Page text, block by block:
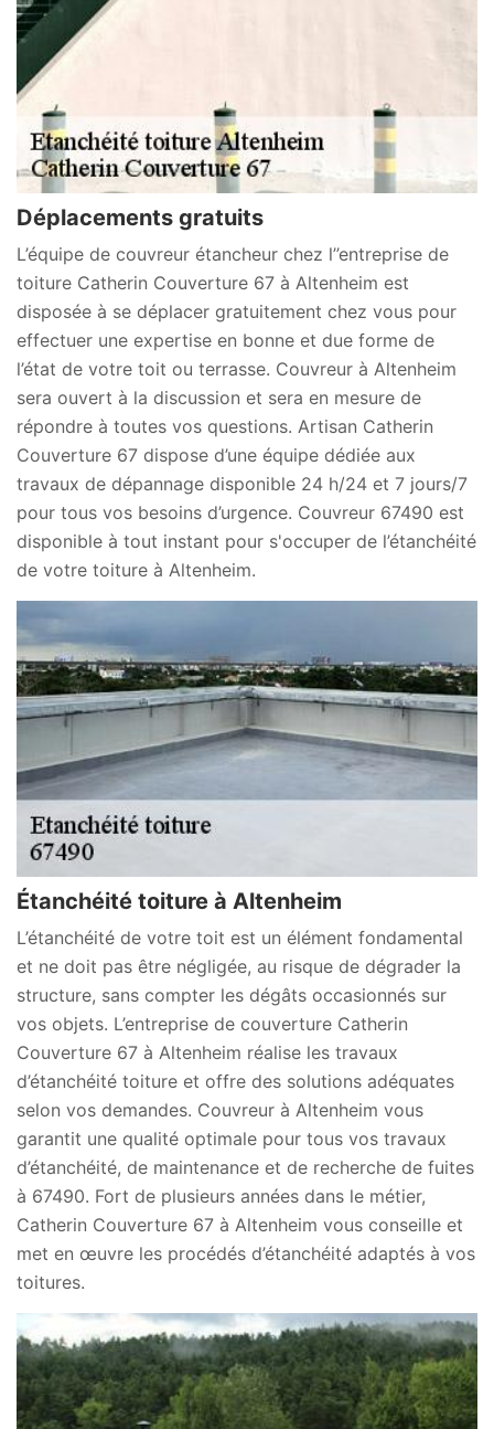
Déplacements gratuits
L’équipe de couvreur étancheur chez l’’entreprise de
toiture Catherin Couverture 67 à Altenheim est
disposée à se déplacer gratuitement chez vous pour
effectuer une expertise en bonne et due forme de
l’état de votre toit ou terrasse. Couvreur à Altenheim
sera ouvert à la discussion et sera en mesure de
répondre à toutes vos questions. Artisan Catherin
Couverture 67 dispose d’une équipe dédiée aux
travaux de dépannage disponible 24 h/24 et 7 jours/7
pour tous vos besoins d’urgence. Couvreur 67490 est
disponible à tout instant pour s'occuper de l’étanchéité
de votre toiture à Altenheim.
Étanchéité toiture à Altenheim
L’étanchéité de votre toit est un élément fondamental
et ne doit pas être négligée, au risque de dégrader la
structure, sans compter les dégâts occasionnés sur
vos objets. L’entreprise de couverture Catherin
Couverture 67 à Altenheim réalise les travaux
d’étanchéité toiture et offre des solutions adéquates
selon vos demandes. Couvreur à Altenheim vous
garantit une qualité optimale pour tous vos travaux
d’étanchéité, de maintenance et de recherche de fuites
à 67490. Fort de plusieurs années dans le métier,
Catherin Couverture 67 à Altenheim vous conseille et
met en œuvre les procédés d’étanchéité adaptés à vos
toitures.